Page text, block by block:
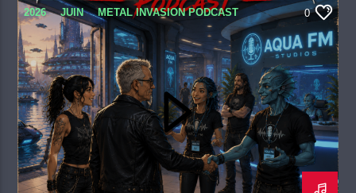
2026 JUIN METAL INVASION PODCAST 0